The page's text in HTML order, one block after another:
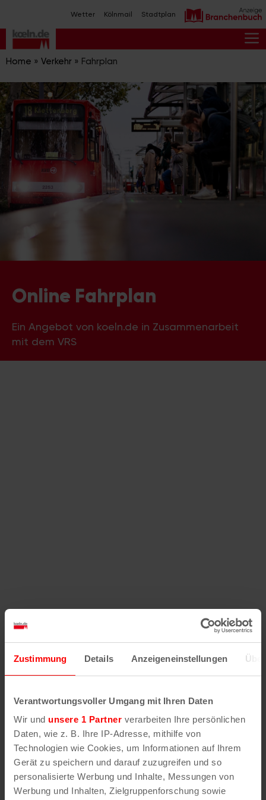
Zustimmung Details Anzeigeneinstellungen
Verantwortungsvoller Umgang mit Ihren Daten
Wir und unsere 1 Partner verarbeiten Ihre persönlichen
Daten, wie z. B. Ihre IP-Adresse, mithilfe von
Technologien wie Cookies, um Informationen auf Ihrem
Gerät zu speichern und darauf zuzugreifen und so
personalisierte Werbung und Inhalte, Messungen von
Werbung und Inhalten, Zielgruppenforschung sowie
Inhalt
springen
Wetter Kölnmail Stadtplan
Home » Verkehr » Fahrplan
Online Fahrplan
Ein Angebot von koeln.de in Zusammenarbeit
mit dem VRS